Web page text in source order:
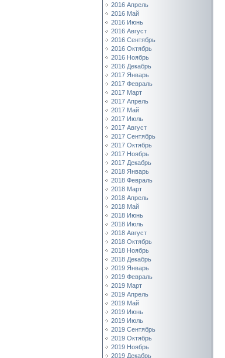
2016 Апрель
2016 Май
2016 Июнь
2016 Август
2016 Сентябрь
2016 Октябрь
2016 Ноябрь
2016 Декабрь
2017 Январь
2017 Февраль
2017 Март
2017 Апрель
2017 Май
2017 Июль
2017 Август
2017 Сентябрь
2017 Октябрь
2017 Ноябрь
2017 Декабрь
2018 Январь
2018 Февраль
2018 Март
2018 Апрель
2018 Май
2018 Июнь
2018 Июль
2018 Август
2018 Октябрь
2018 Ноябрь
2018 Декабрь
2019 Январь
2019 Февраль
2019 Март
2019 Апрель
2019 Май
2019 Июнь
2019 Июль
2019 Сентябрь
2019 Октябрь
2019 Ноябрь
2019 Декабрь